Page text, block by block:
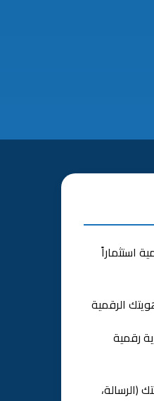
استثماراً
الرقمية
رقمية
(الرسالة،